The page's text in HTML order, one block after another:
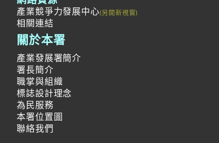
產業競爭力發展中心
相關連結
關於本署
產業發展署簡介
署長簡介
職掌與組織
標誌設計理念
為民服務
本署位置圖
聯絡我們